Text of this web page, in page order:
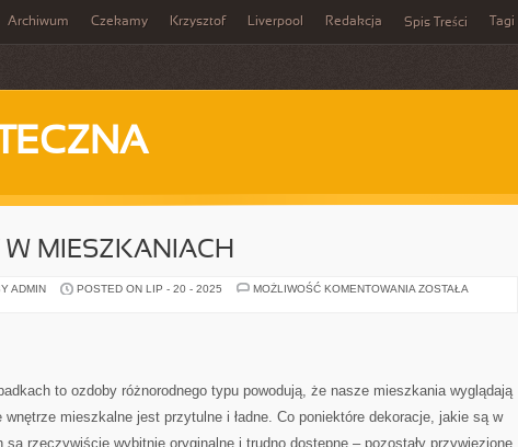
Archiwum Czekamy Krzysztof Liverpool Redakcja Spis Treści Tagi
W MIESZKANIACH
ADMIN POSTED ON LIP - 20 - 2025 MOŻLIWOŚĆ KOMENTOWANIA KOTŁY
ZOSTAŁA
to ozdoby różnorodnego typu powodują, że nasze mieszkania wyglądają
wnętrze mieszkalne jest przytulne i ładne. Co poniektóre dekoracje, jakie są w
są rzeczywiście wybitnie oryginalne i trudno dostępne – pozostały przywiezione